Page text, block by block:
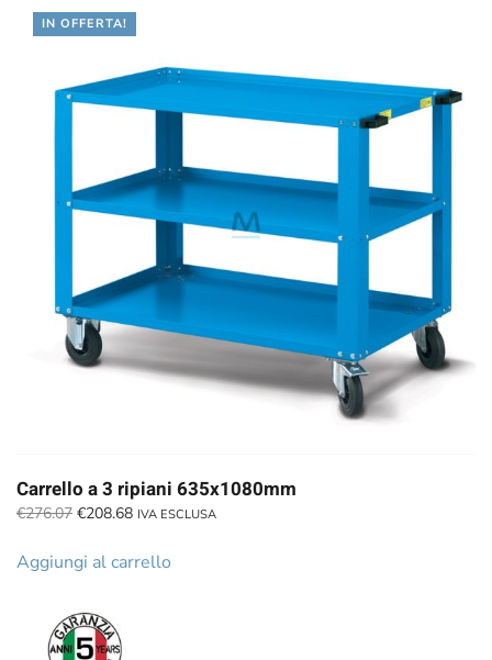
IN OFFERTA!
Carrello a 3 ripiani 635x1080mm
€276.07 Il
originale
€208.68Il
attuale
IVA ESCLUSA
Aggiungi al carrello